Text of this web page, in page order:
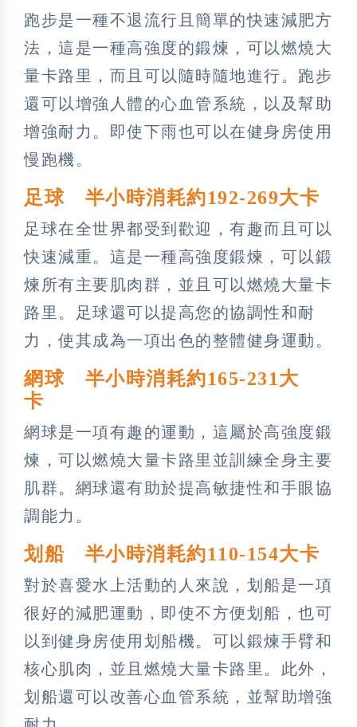
跑步是一種不退流行且簡單的快速減肥方
法，這是一種高強度的鍛煉，可以燃燒大
量卡路里，而且可以隨時隨地進行。跑步
還可以增強人體的心血管系統，以及幫助
增強耐力。即使下雨也可以在健身房使用
慢跑機。
足球 半小時消耗約192-269大卡
足球在全世界都受到歡迎，有趣而且可以
快速減重。這是一種高強度鍛煉，可以鍛
煉所有主要肌肉群，並且可以燃燒大量卡
路里。足球還可以提高您的協調性和耐
力，使其成為一項出色的整體健身運動。
網球 半小時消耗約165-231大
卡
網球是一項有趣的運動，這屬於高強度鍛
煉，可以燃燒大量卡路里並訓練全身主要
肌群。網球還有助於提高敏捷性和手眼協
調能力。
划船 半小時消耗約110-154大卡
對於喜愛水上活動的人來說，划船是一項
很好的減肥運動，即使不方便划船，也可
以到健身房使用划船機。可以鍛煉手臂和
核心肌肉，並且燃燒大量卡路里。此外，
划船還可以改善心血管系統，並幫助增強